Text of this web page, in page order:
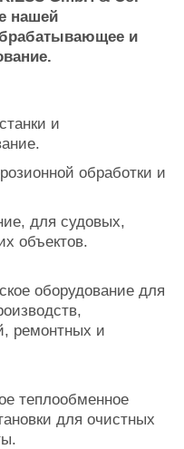
флота
службы
нашей
и
и
обработки и
для судовых,
объектов.
оборудование для
ремонтных и
теплообменное
для очистных